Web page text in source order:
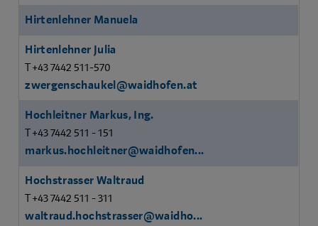
Hirtenlehner Manuela
Hirtenlehner Julia
T +43 7442 511-570
zwergenschaukel@waidhofen.at
Hochleitner Markus, Ing.
T +43 7442 511 - 151
markus.hochleitner@waidhofen...
Hochstrasser Waltraud
T +43 7442 511 - 311
waltraud.hochstrasser@waidho...